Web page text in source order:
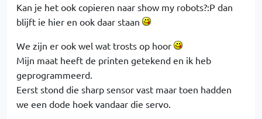
Kan je het ook copieren naar show my robots?:P dan
blijft ie hier en ook daar staan
We zijn er ook wel wat trosts op hoor
Mijn maat heeft de printen getekend en ik heb
geprogrammeerd.
Eerst stond die sharp sensor vast maar toen hadden
we een dode hoek vandaar die servo.